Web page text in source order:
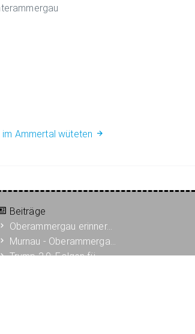
Ammertal wüteten
Beiträge
Oberammergau erinner…
Murnau - Oberammerga…
Trump 2.0: Folgen fü…